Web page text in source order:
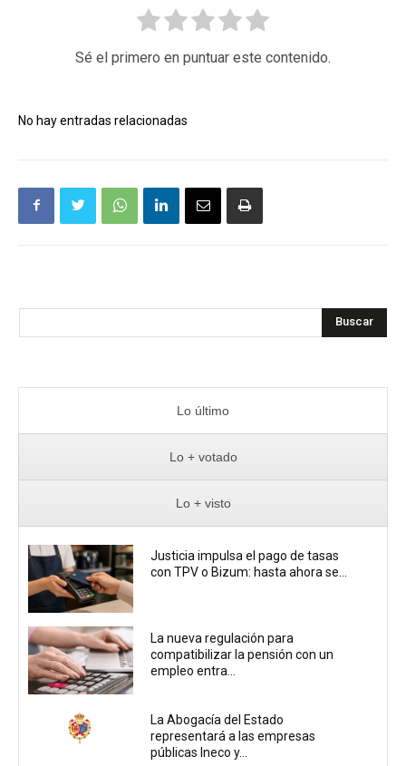
Sé el primero en puntuar este contenido.
No hay entradas relacionadas
Buscar
Lo último
Lo + votado
Lo + visto
Justicia impulsa el pago de tasas
con TPV o Bizum: hasta ahora se...
La nueva regulación para
compatibilizar la pensión con un
empleo entra...
La Abogacía del Estado
representará a las empresas
públicas Ineco y...